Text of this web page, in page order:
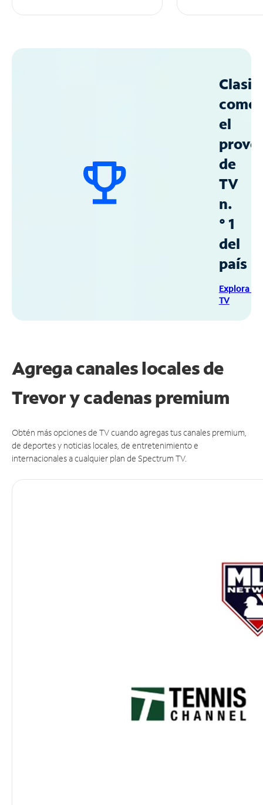
como
el
de
TV
n.
° 1
del
país
Explora
TV
Agrega canales locales de
Trevor y cadenas premium
Obtén más opciones de TV cuando agregas tus canales premium,
de deportes y noticias locales, de entretenimiento e
internacionales a cualquier plan de Spectrum TV.